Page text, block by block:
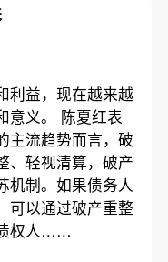
利益，现在越来越
意义。 陈夏红表
主流趋势而言，破
、轻视清算，破产
机制。如果债务人
可以通过破产重整
权人……